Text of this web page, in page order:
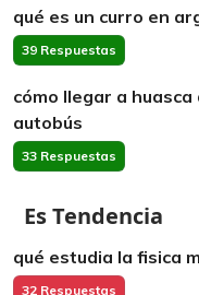
qué es un curro en
39 Respuestas
cómo llegar a
autobús
33 Respuestas
Es Tendencia
qué estudia la fisica
32 Respuestas